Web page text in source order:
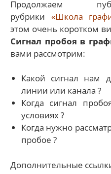
Продолжаем
рубрики «Школа
этом очень коротком
Сигнал пробоя в
вами рассмотрим:
Какой сигнал нам
линии или канала ?
Когда сигнал
условиях ?
Когда нужно
пробое ?
Дополнительные